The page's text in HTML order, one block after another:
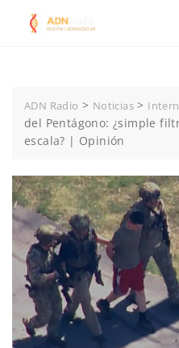
ADN Radio > Noticias >
del Pentágono: ¿simple
escala? | Opinión